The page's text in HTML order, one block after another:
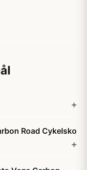
Road Cykelsko